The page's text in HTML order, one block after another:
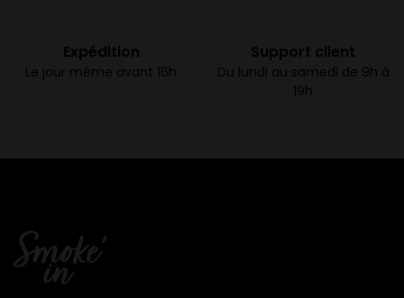
Expédition
Le jour même avant 16h
Support client
Du lundi au samedi de 9h à
19h